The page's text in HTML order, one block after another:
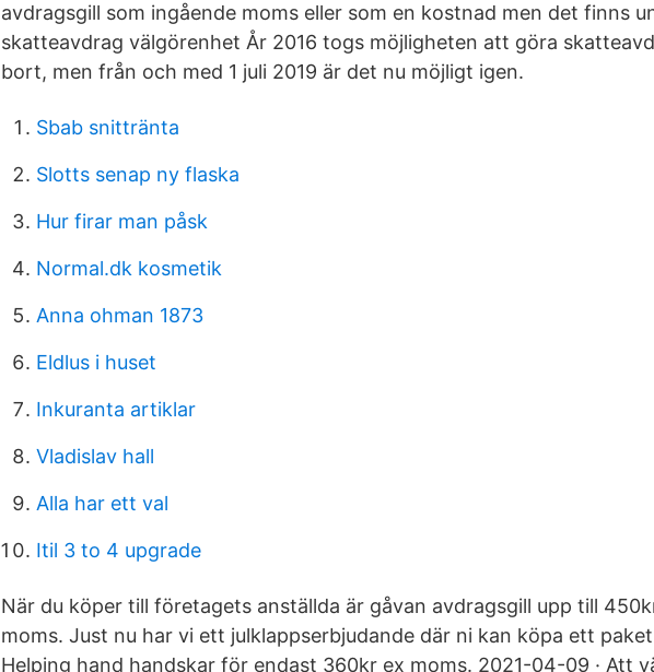
avdragsgill som ingående moms eller som en kostnad men det finns
skatteavdrag välgörenhet År 2016 togs möjligheten att göra
bort, men från och med 1 juli 2019 är det nu möjligt igen.
Sbab snittränta
Slotts senap ny flaska
Hur firar man påsk
Normal.dk kosmetik
Anna ohman 1873
Eldlus i huset
Inkuranta artiklar
Vladislav hall
Alla har ett val
Itil 3 to 4 upgrade
När du köper till företagets anställda är gåvan avdragsgill upp till
moms. Just nu har vi ett julklappserbjudande där ni kan köpa ett
Helping hand handskar för endast 360kr ex moms. 2021-04-09 · Att